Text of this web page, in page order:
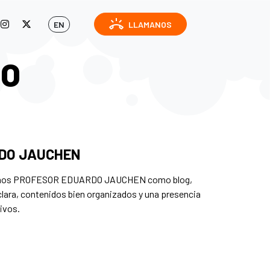
EN ring_volume LLAMANOS
JAUCHEN
PROFESOR EDUARDO JAUCHEN como blog,
contenidos bien organizados y una presencia